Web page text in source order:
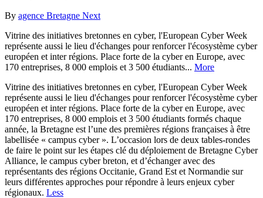
By agence Bretagne Next
Vitrine des initiatives bretonnes en cyber, l'European Cyber Week
représente aussi le lieu d'échanges pour renforcer l'écosystème cyber
européen et inter régions. Place forte de la cyber en Europe, avec
170 entreprises, 8 000 emplois et 3 500 étudiants... More
Vitrine des initiatives bretonnes en cyber, l'European Cyber Week
représente aussi le lieu d'échanges pour renforcer l'écosystème cyber
européen et inter régions. Place forte de la cyber en Europe, avec
170 entreprises, 8 000 emplois et 3 500 étudiants formés chaque
année, la Bretagne est l’une des premières régions françaises à être
labellisée « campus cyber ». L’occasion lors de deux tables-rondes
de faire le point sur les étapes clé du déploiement de Bretagne Cyber
Alliance, le campus cyber breton, et d’échanger avec des
représentants des régions Occitanie, Grand Est et Normandie sur
leurs différentes approches pour répondre à leurs enjeux cyber
régionaux. Less